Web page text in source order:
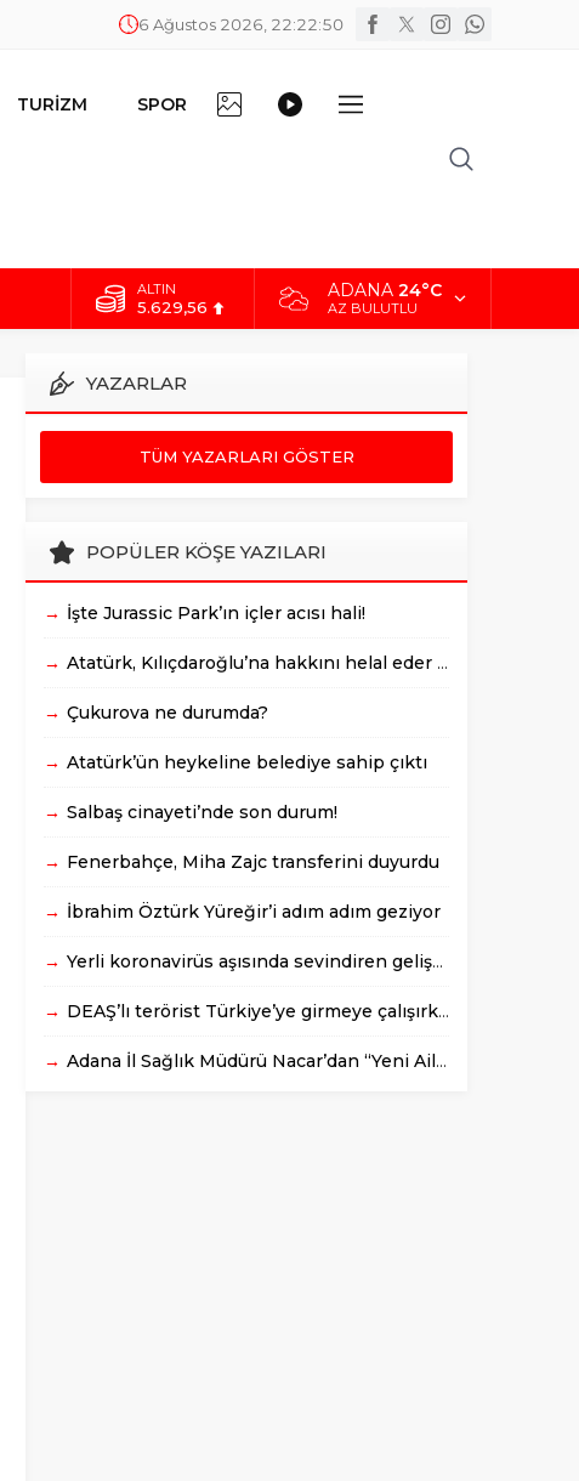
6 Ağustos 2026, 22:22:51
TURİZM SPOR
ALTIN
5.629,56
DOLAR
42,2340
48,8802
ADANA 24°C
AZ BULUTLU
YAZARLAR
TÜM YAZARLARI GÖSTER
POPÜLER KÖŞE YAZILARI
→ İşte Jurassic Park’ın içler acısı hali!
→ Atatürk, Kılıçdaroğlu’na hakkını helal eder mi? / Mehmet Yuva yazdı
→ Çukurova ne durumda?
→ Atatürk’ün heykeline belediye sahip çıktı
→ Salbaş cinayeti’nde son durum!
→ Fenerbahçe, Miha Zajc transferini duyurdu
→ İbrahim Öztürk Yüreğir’i adım adım geziyor
→ Yerli koronavirüs aşısında sevindiren gelişme
→ DEAŞ’lı terörist Türkiye’ye girmeye çalışırken yakalandı
→ Adana İl Sağlık Müdürü Nacar’dan “Yeni Aile Hekimliği” bilgilendirmesi